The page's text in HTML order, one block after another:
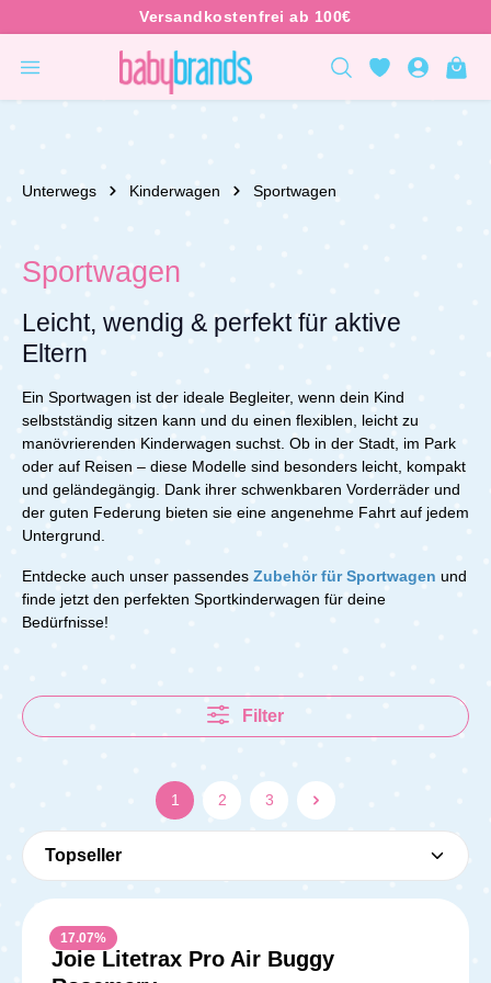
Unterwegs Kinderwagen Sportwagen
Sportwagen
Leicht, wendig & perfekt für aktive
Eltern
Ein Sportwagen ist der ideale Begleiter, wenn dein Kind
selbstständig sitzen kann und du einen flexiblen, leicht zu
manövrierenden Kinderwagen suchst. Ob in der Stadt, im Park
oder auf Reisen – diese Modelle sind besonders leicht, kompakt
und geländegängig. Dank ihrer schwenkbaren Vorderräder und
der guten Federung bieten sie eine angenehme Fahrt auf jedem
Untergrund.
Entdecke auch unser passendes Zubehör für Sportwagen und
finde jetzt den perfekten Sportkinderwagen für deine
Bedürfnisse!
Filter
1 2 3
17.07%
Durchschnittliche
Joie Litetrax Pro Air Buggy